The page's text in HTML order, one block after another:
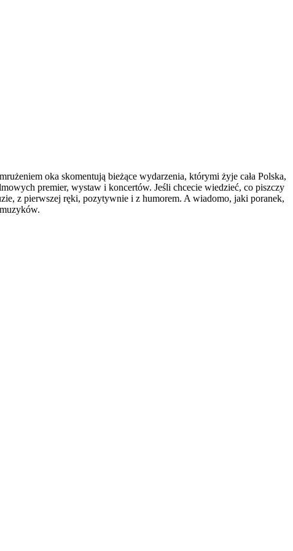
oka skomentują bieżące wydarzenia, którymi żyje cała Polska,
premier, wystaw i koncertów. Jeśli chcecie wiedzieć, co piszczy
z pierwszej ręki, pozytywnie i z humorem. A wiadomo, jaki poranek,